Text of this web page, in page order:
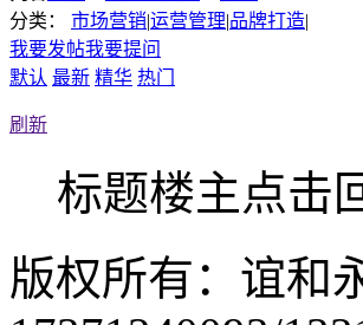
分类：
市场营销|运营管理|品牌打造|
我要发帖我要提问
默认 最新 精华 热门
刷新
标题楼主点击
版权所有：谊和